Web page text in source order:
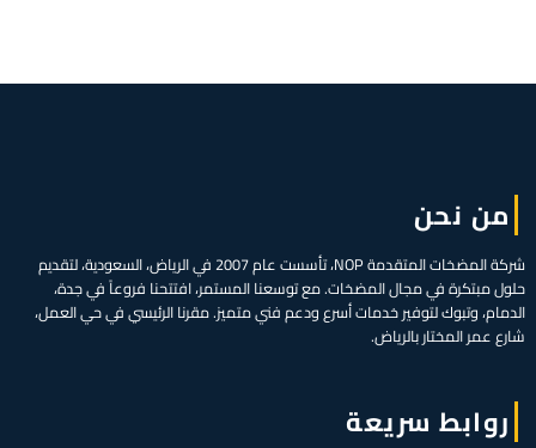
من نحن
شركة المضخات المتقدمة NOP، تأسست عام 2007 في الرياض، السعودية، لتقديم
حلول مبتكرة في مجال المضخات. مع توسعنا المستمر، افتتحنا فروعاً في جدة،
الدمام، وتبوك لتوفير خدمات أسرع ودعم فني متميز. مقرنا الرئيسي في حي العمل،
شارع عمر المختار بالرياض.
روابط سريعة